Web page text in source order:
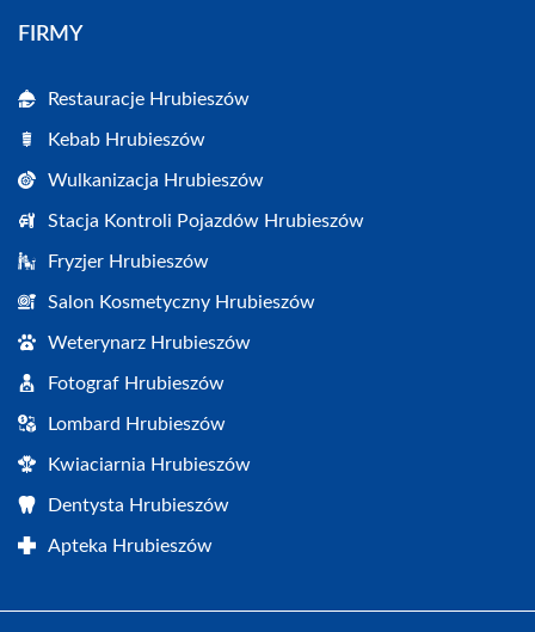
FIRMY
Restauracje Hrubieszów
Kebab Hrubieszów
Wulkanizacja Hrubieszów
Stacja Kontroli Pojazdów Hrubieszów
Fryzjer Hrubieszów
Salon Kosmetyczny Hrubieszów
Weterynarz Hrubieszów
Fotograf Hrubieszów
Lombard Hrubieszów
Kwiaciarnia Hrubieszów
Dentysta Hrubieszów
Apteka Hrubieszów